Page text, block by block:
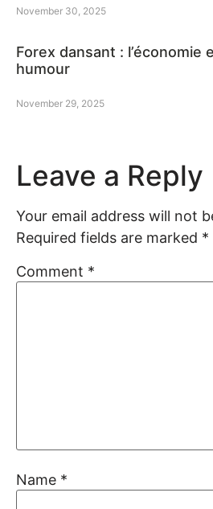
November 30, 2025
Forex dansant : l’économie
humour
November 29, 2025
Leave a Reply
Your email address will not
Required fields are marked *
Comment *
Name *